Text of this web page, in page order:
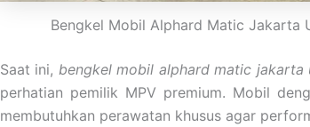
Bengkel Mobil Alphard Matic Jakarta
Saat ini, bengkel mobil alphard matic jakarta
perhatian pemilik MPV premium. Mobil
membutuhkan perawatan khusus agar